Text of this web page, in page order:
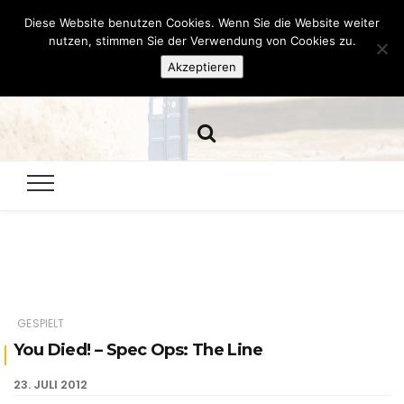
Hazamelistan
GESPIELT
You Died! – Spec Ops: The Line
23. JULI 2012
Diese Website benutzen Cookies. Wenn Sie die Website weiter
nutzen, stimmen Sie der Verwendung von Cookies zu.
Akzeptieren